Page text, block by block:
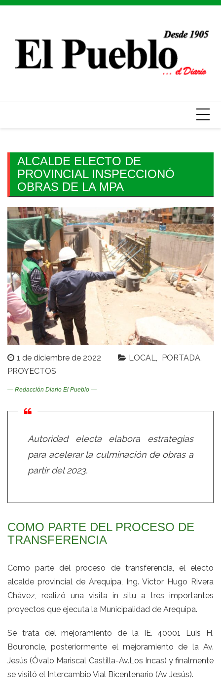
Skip
ALCALDE ELECTO DE
PROVINCIAL INSPECCIONÓ
OBRAS DE LA MPA
1 de diciembre de 2022 LOCAL
PORTADA
PROYECTOS
— Redacción Diario El Pueblo —
Autoridad electa elabora estrategias
para acelerar la culminación de obras a
partir del 2023.
COMO PARTE DEL PROCESO DE
TRANSFERENCIA
Como parte del proceso de transferencia, el electo
alcalde provincial de Arequipa, Ing. Víctor Hugo Rivera
Chávez, realizó una visita in situ a tres importantes
proyectos que ejecuta la Municipalidad de Arequipa.
Se trata del mejoramiento de la IE. 40001 Luis H.
Bouroncle, posteriormente el mejoramiento de la Av.
Jesús (Óvalo Mariscal Castilla-Av.Los Incas) y finalmente
se visitó el Intercambio Vial Bicentenario (Av Jesús).